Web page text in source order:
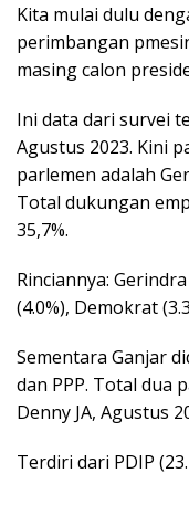
Kita mulai dulu
perimbangan
masing calon
Ini data dari survei
Agustus 2023. Kini
parlemen adalah
Total dukungan
35,7%.
Rinciannya:
(4.0%), Demokrat
Sementara Ganjar
dan PPP. Total dua
Denny JA, Agustus
Terdiri dari PDIP (23.